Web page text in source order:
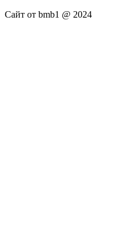
Сайт от bmb1 @ 2024